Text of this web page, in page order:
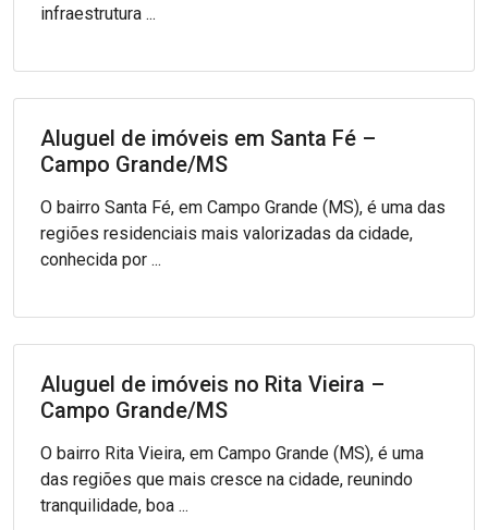
infraestrutura ...
Aluguel de imóveis em Santa Fé –
Campo Grande/MS
O bairro Santa Fé, em Campo Grande (MS), é uma das
regiões residenciais mais valorizadas da cidade,
conhecida por ...
Aluguel de imóveis no Rita Vieira –
Campo Grande/MS
O bairro Rita Vieira, em Campo Grande (MS), é uma
das regiões que mais cresce na cidade, reunindo
tranquilidade, boa ...